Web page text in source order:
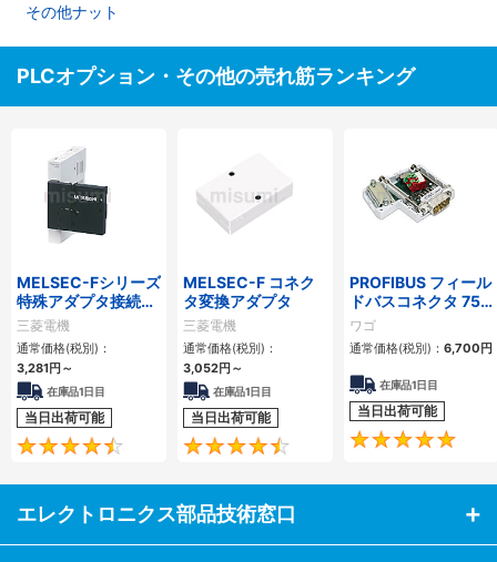
その他ナット
PLCオプション・その他の売れ筋ランキング
MELSEC-Fシリーズ
特殊アダプタ接続用
アダプタ
三菱電機
通常価格(税別)：
3,281円 ～
在庫品1日目
当日出荷可能
4.7
MELSEC-F コネク
タ変換アダプタ
三菱電機
通常価格(税別)：
3,052円 ～
在庫品1日目
当日出荷可能
4.5
PROFIBUS フィール
ドバスコネクタ 750
シリーズ
ワゴ
通常価格(税別)： 6,700円
在庫品1日目
当日出荷可能
エレクトロニクス部品技術窓口